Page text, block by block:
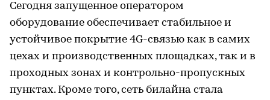
Сегодня запущенное оператором
оборудование обеспечивает стабильное и
устойчивое покрытие 4G-связью как в самих
цехах и производственных площадках, так и в
проходных зонах и контрольно-пропускных
пунктах. Кроме того, сеть билайна стала